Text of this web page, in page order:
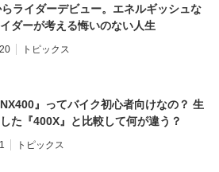
ライダーデビュー。エネルギッシュな
ダーが考える悔いのない人生
トピックス
』ってバイク初心者向けなの？ 生
た『400X』と比較して何が違う？
トピックス